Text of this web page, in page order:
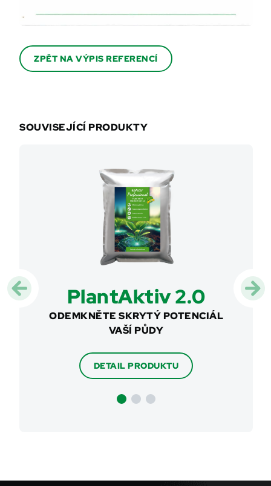
ZPĚT NA VÝPIS REFERENCÍ
SOUVISEJÍCÍ PRODUKTY
PlantAktiv 2.0
ODEMKNĚTE SKRYTÝ POTENCIÁL
VAŠÍ PŮDY
DETAIL PRODUKTU